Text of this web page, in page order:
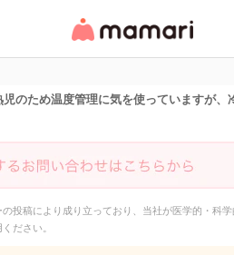
リ・情報サイト
のため温度管理に気を使っていますが
投稿により成り立っており、当社が医学的・科
ださい。